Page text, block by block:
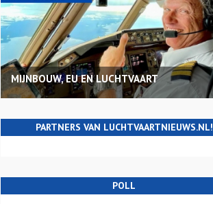
MIJNBOUW, EU EN LUCHTVAART
PARTNERS VAN LUCHTVAARTNIEUWS.NL!
POLL